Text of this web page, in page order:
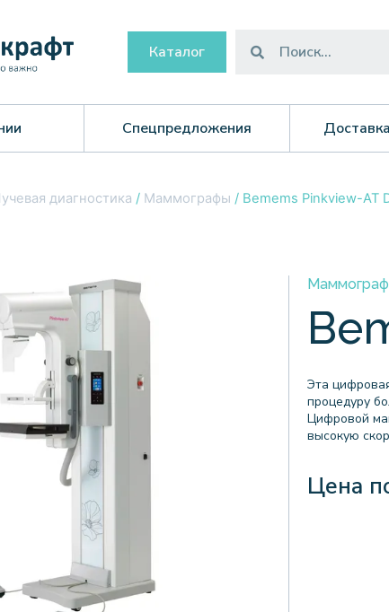
Каталог
Спецпредложения
диагностика / Маммографы / Bemems Pinkview-AT
Маммограф
Эта
процедуру
Цифровой
высокую
Цена